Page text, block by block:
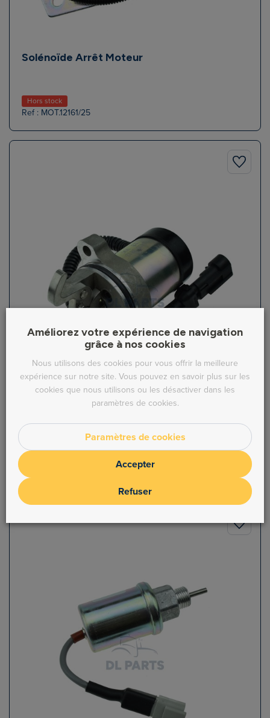
Solénoïde Arrêt Moteur
Hors stock
Ref : MOT.12161/25
Ref : MOT.12165/21
Améliorez votre expérience de navigation
grâce à nos cookies
Nous utilisons des cookies pour vous offrir la meilleure
expérience sur notre site. Vous pouvez en savoir plus sur les
cookies que nous utilisons ou les désactiver dans les
paramètres de cookies.
Paramètres de cookies
Accepter
Refuser